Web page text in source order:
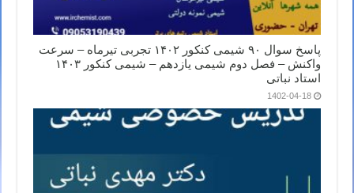
پاسخ سوال ۹۰ شیمی کنکور ۱۴۰۲ تجربی تیرماه – سرعت
واکنش – فصل دوم شیمی یازدهم – شیمی کنکور ۱۴۰۳
استاد نباتی
1402-04-18